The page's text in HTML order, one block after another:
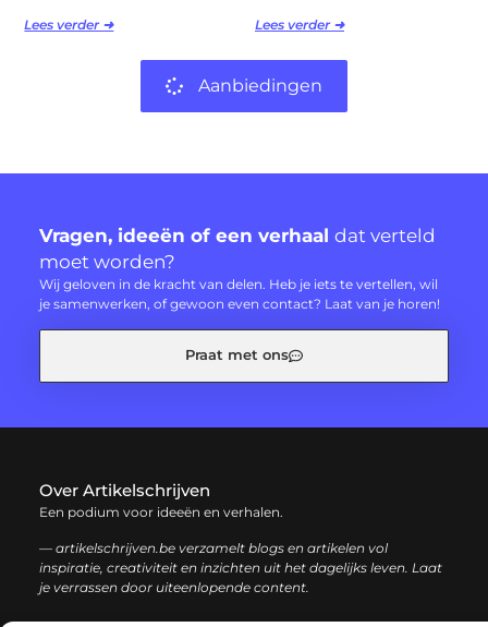
Lees verder ➜ Lees verder ➜
Aanbiedingen
Vragen, ideeën of een verhaal dat verteld
moet worden?
Wij geloven in de kracht van delen. Heb je iets te vertellen, wil
je samenwerken, of gewoon even contact? Laat van je horen!
Praat met ons
Over Artikelschrijven
Een podium voor ideeën en verhalen.
— artikelschrijven.be verzamelt blogs en artikelen vol
inspiratie, creativiteit en inzichten uit het dagelijks leven. Laat
je verrassen door uiteenlopende content.